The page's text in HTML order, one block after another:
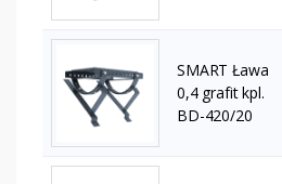
SMART Ława
0,4 grafit kpl.
BD-420/20